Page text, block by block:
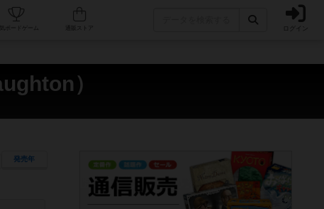
人気ボードゲーム ログイン
）
発売年
ます。マニュアルを読む時間や参加者へのルール説明時間は含まれていないため、初めて